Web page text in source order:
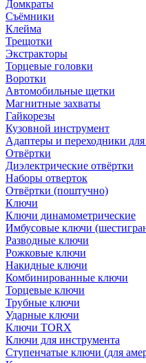
Домкраты
Съёмники
Клейма
Трещотки
Экстракторы
Торцевые головки
Воротки
Автомобильные щетки
Магнитные захваты
Гайкорезы
Кузовной инструмент
Адаптеры и переходники
Отвёртки
Диэлектрические отвёртки
Наборы отверток
Отвёртки (поштучно)
Ключи
Ключи динамометрические
Имбусовые ключи
Разводные ключи
Рожковые ключи
Накидные ключи
Комбинированные ключи
Торцевые ключи
Трубные ключи
Ударные ключи
Ключи TORX
Ключи для инструмента
Ступенчатые ключи (для